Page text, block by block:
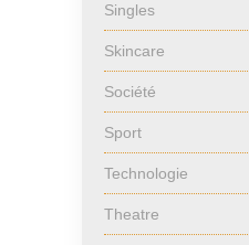
Singles
Skincare
Société
Sport
Technologie
Theatre